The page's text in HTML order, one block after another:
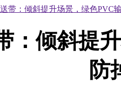
带：倾斜提升场景，绿色PVC
：倾斜提
防